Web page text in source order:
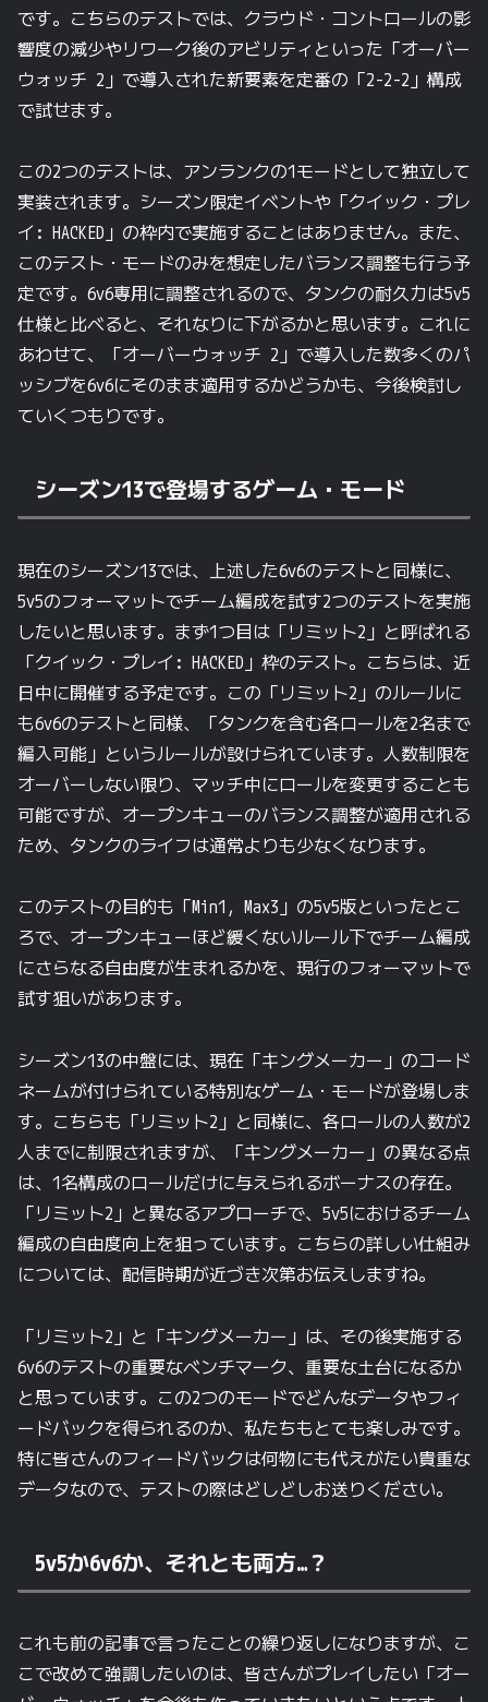
です。こちらのテストでは、クラウド・コントロールの影
響度の減少やリワーク後のアビリティといった「オーバー
ウォッチ 2」で導入された新要素を定番の「2-2-2」構成
で試せます。
この2つのテストは、アンランクの1モードとして独立して
実装されます。シーズン限定イベントや「クイック・プレ
イ: HACKED」の枠内で実施することはありません。また、
このテスト・モードのみを想定したバランス調整も行う予
定です。6v6専用に調整されるので、タンクの耐久力は5v5
仕様と比べると、それなりに下がるかと思います。これに
あわせて、「オーバーウォッチ 2」で導入した数多くのパ
ッシブを6v6にそのまま適用するかどうかも、今後検討し
ていくつもりです。
シーズン13で登場するゲーム・モード
現在のシーズン13では、上述した6v6のテストと同様に、
5v5のフォーマットでチーム編成を試す2つのテストを実施
したいと思います。まず1つ目は「リミット2」と呼ばれる
「クイック・プレイ: HACKED」枠のテスト。こちらは、近
日中に開催する予定です。この「リミット2」のルールに
も6v6のテストと同様、「タンクを含む各ロールを2名まで
編入可能」というルールが設けられています。人数制限を
オーバーしない限り、マッチ中にロールを変更することも
可能ですが、オープンキューのバランス調整が適用される
ため、タンクのライフは通常よりも少なくなります。
このテストの目的も「Min1, Max3」の5v5版といったとこ
ろで、オープンキューほど緩くないルール下でチーム編成
にさらなる自由度が生まれるかを、現行のフォーマットで
試す狙いがあります。
シーズン13の中盤には、現在「キングメーカー」のコード
ネームが付けられている特別なゲーム・モードが登場しま
す。こちらも「リミット2」と同様に、各ロールの人数が2
人までに制限されますが、「キングメーカー」の異なる点
は、1名構成のロールだけに与えられるボーナスの存在。
「リミット2」と異なるアプローチで、5v5におけるチーム
編成の自由度向上を狙っています。こちらの詳しい仕組み
については、配信時期が近づき次第お伝えしますね。
「リミット2」と「キングメーカー」は、その後実施する
6v6のテストの重要なベンチマーク、重要な土台になるか
と思っています。この2つのモードでどんなデータやフィ
ードバックを得られるのか、私たちもとても楽しみです。
特に皆さんのフィードバックは何物にも代えがたい貴重な
データなので、テストの際はどしどしお送りください。
5v5か6v6か、それとも両方…？
これも前の記事で言ったことの繰り返しになりますが、こ
こで改めて強調したいのは、皆さんがプレイしたい「オー